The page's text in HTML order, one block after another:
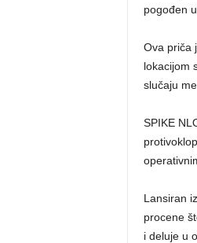
pogođen
Ova priča
lokacijom
slučaju
SPIKE
Lansiran
procene
i deluje u